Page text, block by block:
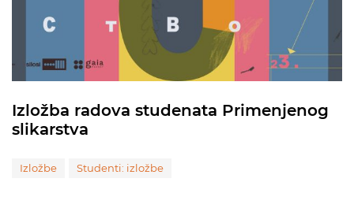
Izložba radova studenata Primenjenog
slikarstva
Izložbe Studenti: izložbe